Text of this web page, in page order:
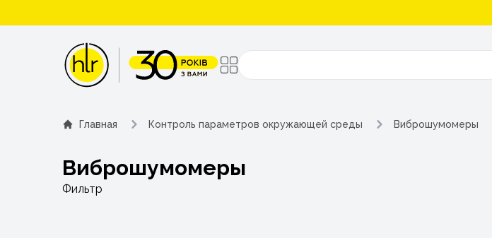
Поиск
Главная Контроль параметров окружающей среды Виброшумомеры
Виброшумомеры
Фильтр